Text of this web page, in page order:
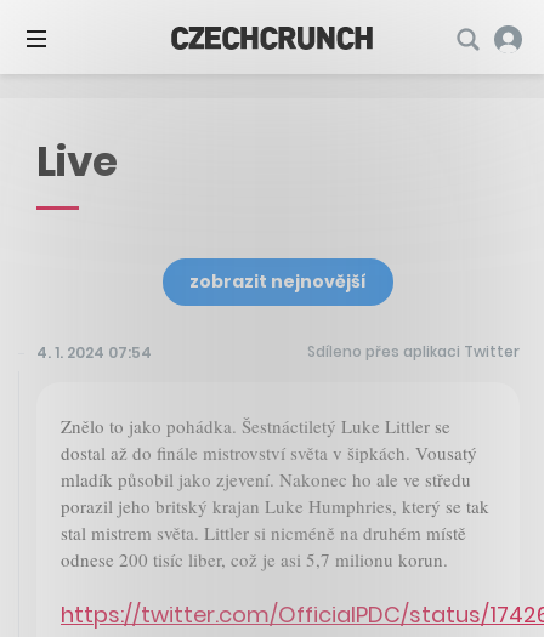
Live
zobrazit nejnovější
4. 1. 2024 07:54 Sdíleno přes aplikaci Twitter
Znělo to jako pohádka. Šestnáctiletý Luke Littler se
dostal až do finále mistrovství světa v šipkách. Vousatý
mladík působil jako zjevení. Nakonec ho ale ve středu
porazil jeho britský krajan Luke Humphries, který se tak
stal mistrem světa. Littler si nicméně na druhém místě
odnese 200 tisíc liber, což je asi 5,7 milionu korun.
https://twitter.com/OfficialPDC/status/